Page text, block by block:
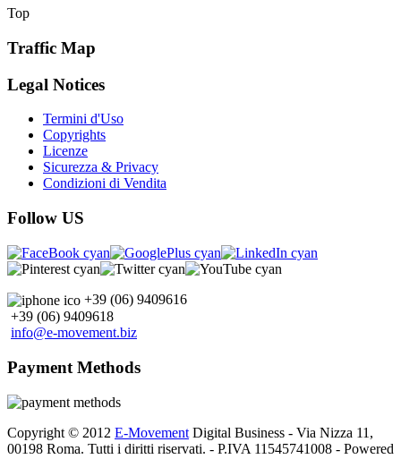
Top
Traffic Map
Legal Notices
Termini d'Uso
Copyrights
Licenze
Sicurezza & Privacy
Condizioni di Vendita
Follow US
+39 (06) 9409616
+39 (06) 9409618
info@e-movement.biz
Payment Methods
Copyright © 2012 E-Movement Digital Business - Via Nizza 11,
00198 Roma. Tutti i diritti riservati. - P.IVA 11545741008 - Powered